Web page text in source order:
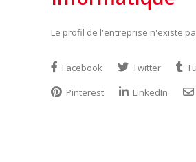
Le profil de l'entreprise n'existe
Facebook Twitter
Pinterest
LinkedIn